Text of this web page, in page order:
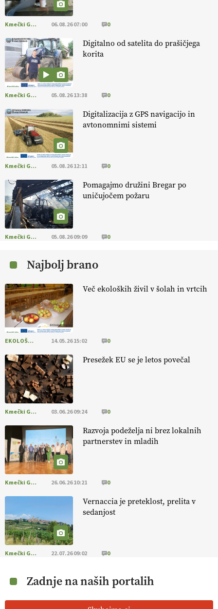
HOMAR
EKOloško = logično: VLOG Ekološko
kmetijstvo brez škropljenja?
EKOloško = logično: ekološka kmetija
ALTENBAHER
EKOloško = logično: ekološko oljarstvo
MORGAN
EKOloško = logično: ekološka kmetija
FREŠER
KMETIJSKA LIGA PRVAKOV: POMLADITEV
KMETIJSKE EKIPE
KMETIJSKA LIGA PRVAKOV: UKRAJINA vs.
EVROPA
EKOloško = logično: ekološka kmetija
EKOloško = logično: VLOG Okus je
pomembnejši od izgleda
EKOloško = logično: ekološka kmetija PR'
RAKARI
Kmečki Glas 06.08.26 07:00 0
Digitalno od satelita do prašičjega
korita
Kmečki Glas 05.08.26 13:38 0
Digitalizacija z GPS navigacijo in
avtonomnimi sistemi
Kmečki Glas 05.08.26 12:11 0
Pomagajmo družini Bregar po
uničujočem požaru
Kmečki Glas 05.08.26 09:09 0
Najbolj brano
Več ekoloških živil v šolah in vrtcih
EKOLOŠKO LOGIČNO 14.05.26 15:02 0
Presežek EU se je letos povečal
Kmečki Glas 03.06.26 09:24 0
Razvoja podeželja ni brez lokalnih
partnerstev in mladih
Kmečki Glas 26.06.26 10:21 0
Vernaccia je preteklost, prelita v
sedanjost
Kmečki Glas 22.07.26 09:02 0
Zadnje na naših portalih